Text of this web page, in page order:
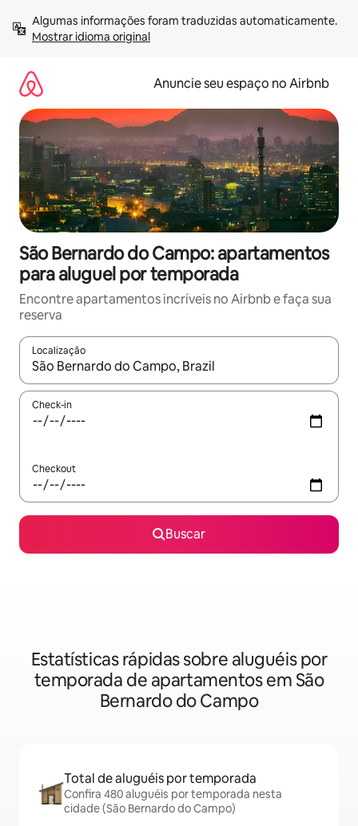
para
Mostrar idioma original
Anuncie seu espaço no Airbnb
São Bernardo do Campo: apartamentos
para aluguel por temporada
Encontre apartamentos incríveis no Airbnb e faça sua
reserva
Localização
Quando os resultados estiverem disponíveis, explore-os
Check-in
Checkout
Buscar
Estatísticas rápidas sobre aluguéis por
temporada de apartamentos em São
Bernardo do Campo
Total de aluguéis por temporada
Confira 480 aluguéis por temporada nesta
cidade (São Bernardo do Campo)